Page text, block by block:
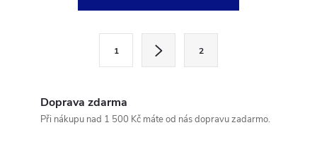
1 2
Doprava zdarma
Při nákupu nad 1 500 Kč máte od nás dopravu zadarmo.